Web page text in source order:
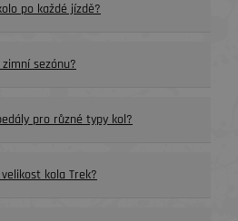
po každé jízdě?
sezónu?
pro různé typy kol?
kola Trek?